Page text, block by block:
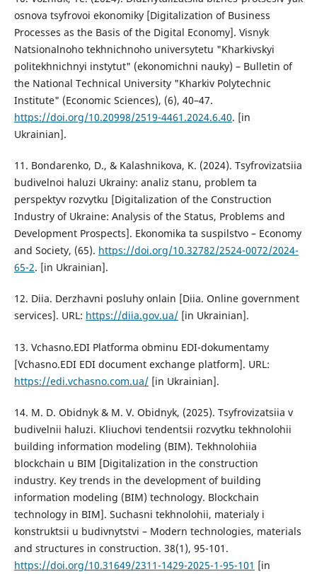
osnova tsyfrovoi ekonomiky [Digitalization of Business
Processes as the Basis of the Digital Economy]. Visnyk
Natsionalnoho tekhnichnoho universytetu "Kharkivskyi
politekhnichnyi instytut" (ekonomichni nauky) – Bulletin of
the National Technical University "Kharkiv Polytechnic
Institute" (Economic Sciences), (6), 40–47.
https://doi.org/10.20998/2519-4461.2024.6.40. [in
Ukrainian].
11. Bondarenko, D., & Kalashnikova, K. (2024). Tsyfrovizatsiia
budivelnoi haluzi Ukrainy: analiz stanu, problem ta
perspektyv rozvytku [Digitalization of the Construction
Industry of Ukraine: Analysis of the Status, Problems and
Development Prospects]. Ekonomika ta suspilstvo – Economy
and Society, (65). https://doi.org/10.32782/2524-0072/2024-
65-2. [in Ukrainian].
12. Diia. Derzhavni posluhy onlain [Diia. Online government
services]. URL: https://diia.gov.ua/[in Ukrainian].
13. Vchasno.EDI Platforma obminu EDI-dokumentamy
[Vchasno.EDI EDI document exchange platform]. URL:
https://edi.vchasno.com.ua/[in Ukrainian].
14. M. D. Obidnyk & M. V. Obidnyk, (2025). Tsyfrovizatsiia v
budivelnii haluzi. Kliuchovi tendentsii rozvytku tekhnolohii
building information modeling (BIM). Tekhnolohiia
blockchain u BIM [Digitalization in the construction
industry. Key trends in the development of building
information modeling (BIM) technology. Blockchain
technology in BIM]. Suchasni tekhnolohii, materialy i
konstruktsii u budivnytstvi – Modern technologies, materials
and structures in construction. 38(1), 95-101.
https://doi.org/10.31649/2311-1429-2025-1-95-101 [in